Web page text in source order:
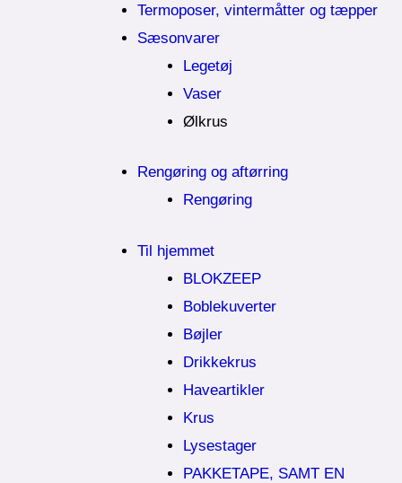
Termoposer, vintermåtter og tæpper
Sæsonvarer
Legetøj
Vaser
Ølkrus
Rengøring og aftørring
Rengøring
Til hjemmet
BLOKZEEP
Boblekuverter
Bøjler
Drikkekrus
Haveartikler
Krus
Lysestager
PAKKETAPE, SAMT EN